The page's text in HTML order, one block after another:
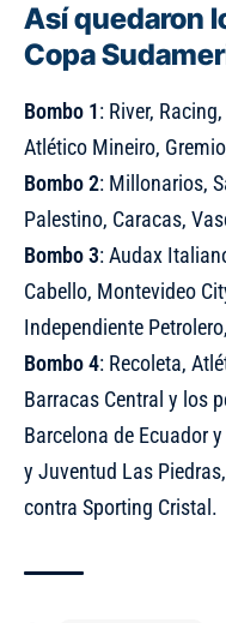
Así quedaron
Copa
Bombo 1: River,
Atlético Mineiro,
Bombo 2: Millonarios,
Palestino, Caracas,
Bombo 3: Audax
Cabello, Montevideo
Independiente
Bombo 4: Recoleta,
Barracas Central y los
Barcelona de Ecuador
y Juventud Las
contra Sporting Cristal.